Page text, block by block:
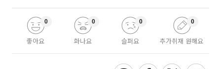
좋아요
0
화나요
0
슬퍼요
0
추가취재 원해요
0